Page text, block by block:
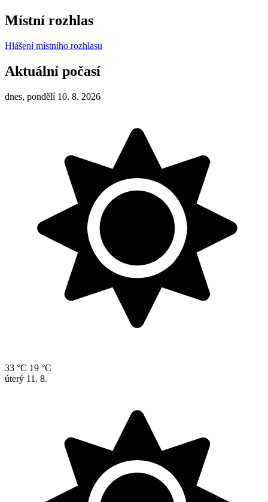
Místní rozhlas
Hlášení místního rozhlasu
Aktuální počasí
dnes, pondělí 10. 8. 2026
33 °C 19 °C
úterý 11. 8.